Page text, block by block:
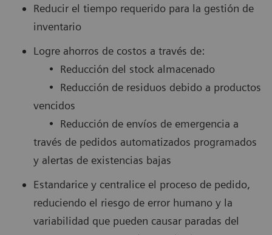
Reducir el tiempo requerido para la gestión de
inventario
Logre ahorros de costos a través de:
• Reducción del stock almacenado
• Reducción de residuos debido a productos
vencidos
• Reducción de envíos de emergencia a
través de pedidos automatizados programados
y alertas de existencias bajas
Estandarice y centralice el proceso de pedido,
reduciendo el riesgo de error humano y la
variabilidad que pueden causar paradas del